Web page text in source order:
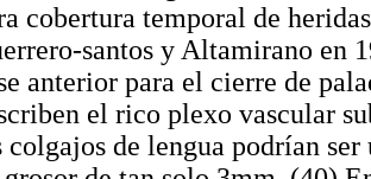
cobertura temporal de
santos y Altamirano en
anterior para el cierre de
el rico plexo vascular
colgajos de lengua podrían